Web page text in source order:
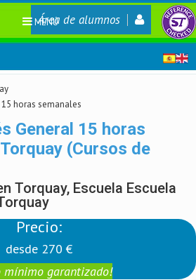
Área de alumnos
MENÚ
horas semanales
General 15 horas
(Cursos de
Torquay, Escuela Escuela
Precio:
desde 270 €
mínimo garantizado!